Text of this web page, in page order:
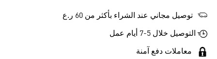
توصيل مجاني عند الشراء بأكثر من 60 ر.ع
التوصيل خلال 5-7 أيام عمل
معاملات دفع آمنة